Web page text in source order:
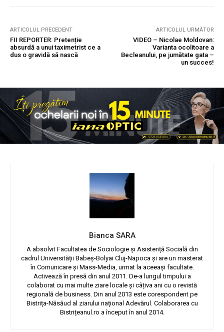
ARTICOLUL PRECEDENT
FII REPORTER: Pretenție
absurdă a unui taximetrist ce a
dus o gravidă să nască
ARTICOLUL URMĂTOR
VIDEO – Nicolae Moldovan:
Varianta ocolitoare a
Becleanului, pe jumătate gata –
un succes!
Bianca SARA
A absolvit Facultatea de Sociologie și Asistență Socială din
cadrul Universității Babeș-Bolyai Cluj-Napoca și are un masterat
în Comunicare și Mass-Media, urmat la aceeași facultate.
Activează în presă din anul 2011. De-a lungul timpului a
colaborat cu mai multe ziare locale și câțiva ani cu o revistă
regională de business. Din anul 2013 este corespondent pe
Bistrița-Năsăud al ziarului național Adevărul. Colaborarea cu
Bistrițeanul.ro a început în anul 2014.